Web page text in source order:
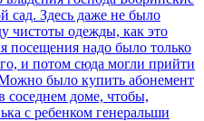
сад. Здесь даже не было
чистоты одежды, как это
посещения надо было только
и потом сюда могли прийти
было купить абонемент
соседнем доме, чтобы,
с ребенком генеральши